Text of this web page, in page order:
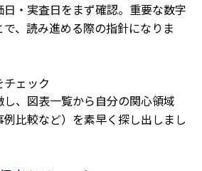
・実査日をまず確認。重要な数字
、読み進める際の指針になりま
ェック
、図表一覧から自分の関心領域
例比較など）を素早く探し出しまし